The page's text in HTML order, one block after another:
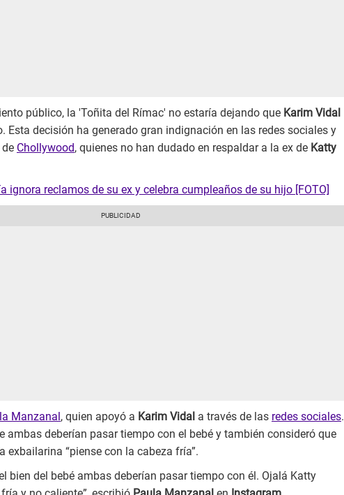
público, la 'Toñita del Rímac' no estaría dejando que Karim Vidal
Esta decisión ha generado gran indignación en las redes sociales y
Chollywood, quienes no han dudado en respaldar a la ex de Katty
ignora reclamos de su ex y celebra cumpleaños de su hijo [FOTO]
Manzanal , quien apoyó a Karim Vidal a través de las redes sociales.
ambas deberían pasar tiempo con el bebé y también consideró que
exbailarina “piense con la cabeza fría”.
bien del bebé ambas deberían pasar tiempo con él. Ojalá Katty